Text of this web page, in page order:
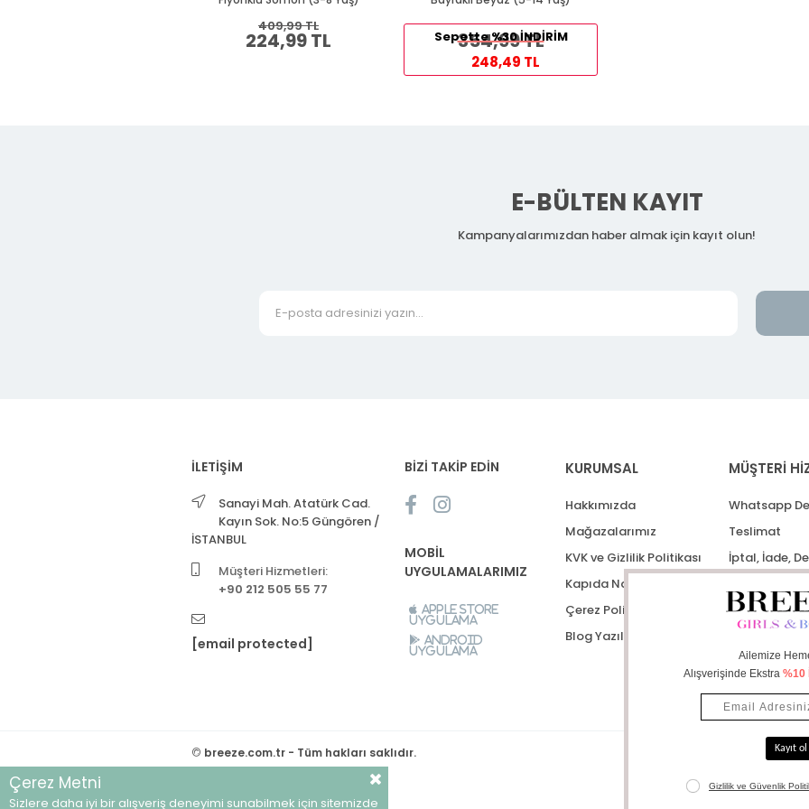
224,99 TL
409,99 TL
354,99 TL
Sepette %30 İNDİRİM
248,49 TL
E-BÜLTEN KAYIT
Kampanyalarımızdan haber almak için kayıt olun!
İLETİŞİM
Sanayi Mah. Atatürk Cad.
Kayın Sok. No:5 Güngören /
İSTANBUL
Müşteri Hizmetleri:
+90 212 505 55 77
[email protected]
BİZİ TAKİP EDİN
MOBİL
UYGULAMALARIMIZ
Apple Store
Uygulama
Android
Uygulama
KURUMSAL
Hakkımızda
Mağazalarımız
KVK ve Gizlilik Politikası
Kapıda Nakit Ödeme
Çerez Politikası
Blog Yazıları
MÜŞTERİ
Whatsapp
Teslimat
İptal, İade,
© breeze.com.tr - Tüm hakları saklıdır.
Çerez Metni
Sizlere daha iyi bir alışveriş deneyimi sunabilmek için sitemizde